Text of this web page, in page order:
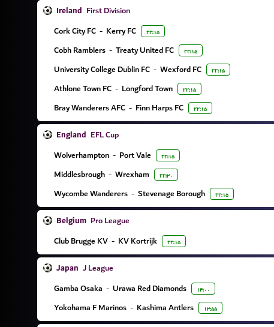
Ireland First Division
Cork City FC - Kerry FC ۲۲:۱۵
Cobh Ramblers - Treaty United FC ۲۲:۱۵
University College Dublin FC - Wexford FC ۲۲:۱۵
Athlone Town FC - Longford Town ۲۲:۱۵
Bray Wanderers AFC - Finn Harps FC ۲۲:۱۵
England EFL Cup
Wolverhampton - Port Vale ۲۲:۱۵
Middlesbrough - Wrexham ۲۲:۳۰
Wycombe Wanderers - Stevenage Borough ۲۲:۱۵
Belgium Pro League
Club Brugge KV - KV Kortrijk ۲۲:۱۵
Japan J League
Gamba Osaka - Urawa Red Diamonds ۱۴:۰۰
Yokohama F Marinos - Kashima Antlers ۱۳:۵۵